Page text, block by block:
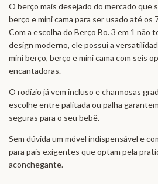
O berço mais desejado do mercado que
berço e mini cama para ser usado até os
Com a escolha do Berço Bo. 3 em 1 não
design moderno, ele possui a
mini berço, berço e mini cama com seis
encantadoras.
O rodízio já vem incluso e charmosas
escolhe entre palitada ou palha
seguras para o seu bebê.
Sem dúvida um móvel indispensável e
para pais exigentes que optam pela
aconchegante.